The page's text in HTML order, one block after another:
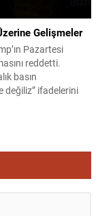
Gelişmeler
Pazartesi
reddetti.
basın
değiliz” ifadelerini
ile Hürmüz
Hürmüz Boğazı,